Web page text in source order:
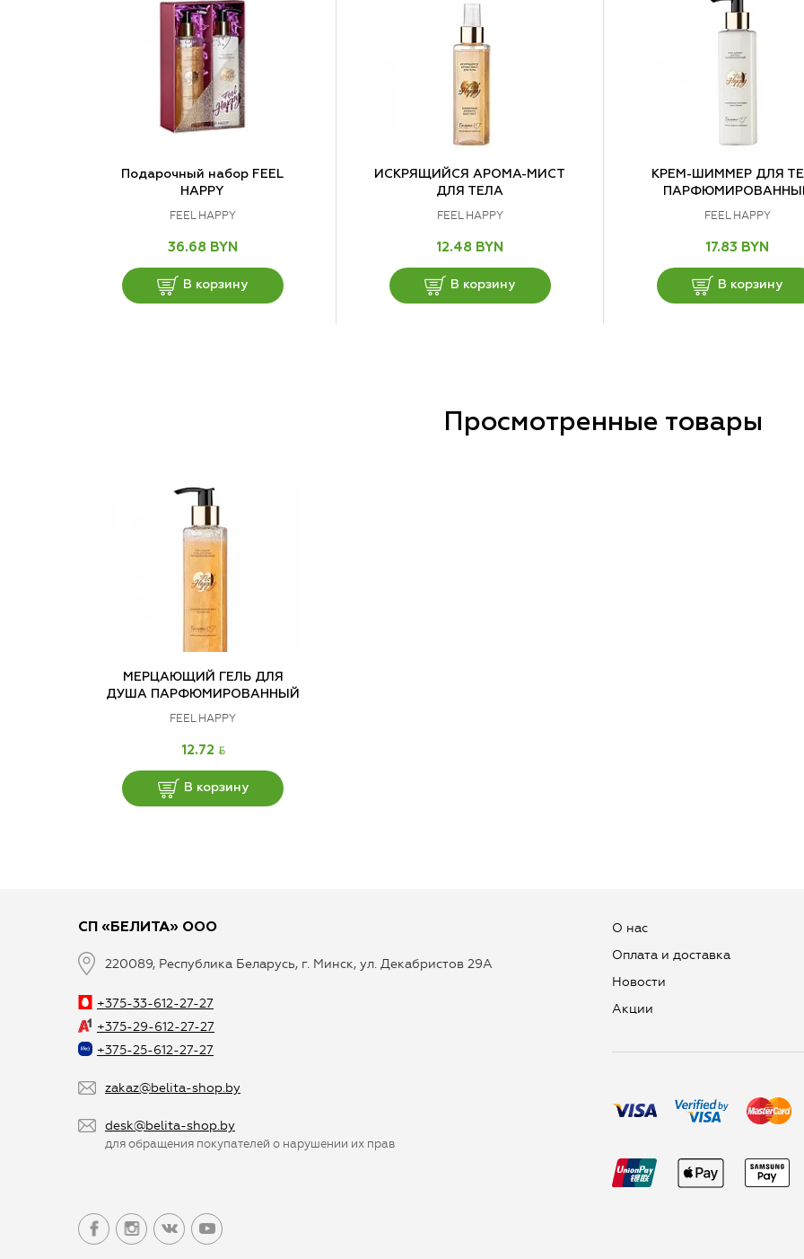
Подарочный набор FEEL
HAPPY
FEEL HAPPY
36.68 BYN
В корзину
ИСКРЯЩИЙСЯ АРОМА-МИСТ
ДЛЯ ТЕЛА
FEEL HAPPY
12.48 BYN
В корзину
КРЕМ-ШИММЕР ДЛЯ
FEEL HAPPY
17.83 BYN
В корзину
Просмотренные товары
МЕРЦАЮЩИЙ ГЕЛЬ ДЛЯ
ДУША ПАРФЮМИРОВАННЫЙ
FEEL HAPPY
12.72 BYN
В корзину
СП «БЕЛИТА» ООО
220089, Республика Беларусь, г. Минск, ул. Декабристов 29А
+375-33-612-27-27
+375-29-612-27-27
+375-25-612-27-27
zakaz@belita-shop.by
desk@belita-shop.by
для обращения покупателей о нарушении их прав
О нас
Оплата и доставка
Новости
Aкции